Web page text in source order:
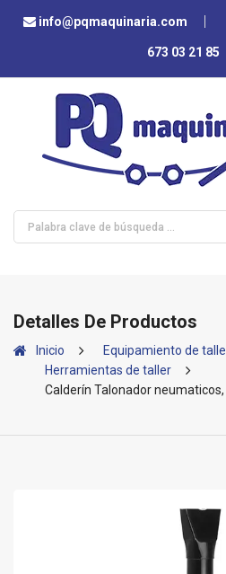
info@pqmaquinaria.com
673 03 21 85
Detalles De Productos
Inicio
Equipamiento de
Herramientas de taller
Calderín Talonador